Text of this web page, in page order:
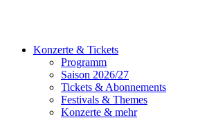
Konzerte & Tickets
Programm
Saison 2026/27
Tickets & Abonnements
Festivals & Themes
Konzerte & mehr